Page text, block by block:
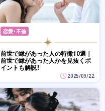
恋愛・不倫
前世で縁があった人の特徴10選｜
前世で縁があった人かを見抜くポ
イントも解説！
2025/09/22